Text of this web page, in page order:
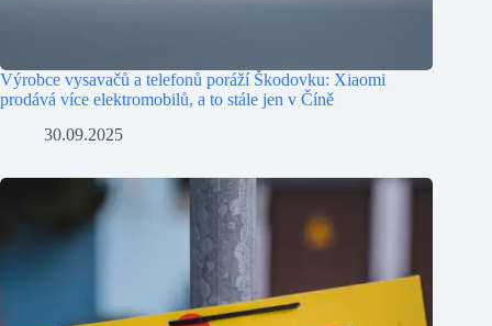
Výrobce vysavačů a telefonů poráží Škodovku: Xiaomi
prodává více elektromobilů, a to stále jen v Číně
30.09.2025